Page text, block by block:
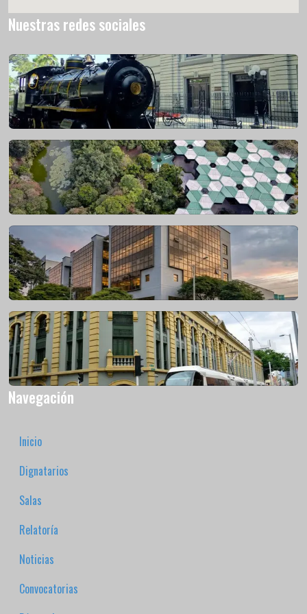
Nuestras redes sociales
Navegación
Inicio
Dignatarios
Salas
Relatoría
Noticias
Convocatorias